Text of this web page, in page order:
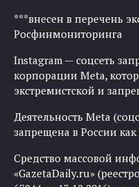
***внесен в перечень
Росфинмониторинга
Instagram — соцсеть
корпорации Meta,
экстремистской и
Деятельность Meta
запрещена в России как
Средство массовой
«GazetaDaily.ru»